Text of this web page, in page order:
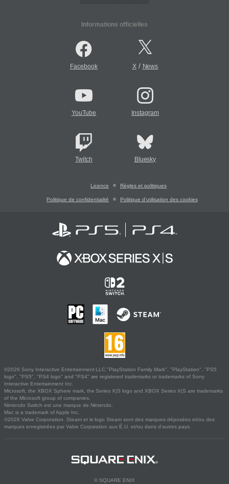
Informations officielles
Facebook X/ News
YouTube Instagram
Twitch Bluesky
Licence Règles et politiques
Politique de confidentialité Politique d'utilisation des cookies
©2026 Sony Interactive Entertainment LLC."PlayStation Family Mark", "PlayStation", "PS5
logo", "PS5", "PS4 logo" and "PS4" are registered trademarks or trademarks of Sony
Interactive Entertainment Inc.
Microsoft, the XBOX Sphere mark, the Series X|S logo and XBOX Series X|S are trademarks
of the Microsoft group of companies.
Nintendo Switch est une marque de Nintendo.
Mac is a trademark of Apple Inc.
©2026 Valve Corporation. Steam et le logo Steam sont des marques déposées et/ou des
marques enregistrées par Valve Corporation aux É.U. et/ou dans d'autres pays.
© SQUARE ENIX